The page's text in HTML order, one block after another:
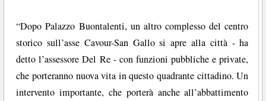
“Dopo Palazzo Buontalenti, un altro complesso del centro
storico sull’asse Cavour-San Gallo si apre alla città - ha
detto l’assessore Del Re - con funzioni pubbliche e private,
che porteranno nuova vita in questo quadrante cittadino. Un
intervento importante, che porterà anche all’abbattimento